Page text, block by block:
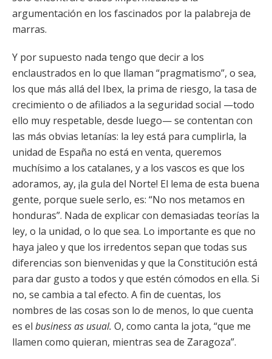
argumentación en los fascinados por la palabreja de
marras.
Y por supuesto nada tengo que decir a los
enclaustrados en lo que llaman “pragmatismo”, o sea,
los que más allá del Ibex, la prima de riesgo, la tasa de
crecimiento o de afiliados a la seguridad social —todo
ello muy respetable, desde luego— se contentan con
las más obvias letanías: la ley está para cumplirla, la
unidad de España no está en venta, queremos
muchísimo a los catalanes, y a los vascos es que los
adoramos, ay, ¡la gula del Norte! El lema de esta buena
gente, porque suele serlo, es: “No nos metamos en
honduras”. Nada de explicar con demasiadas teorías la
ley, o la unidad, o lo que sea. Lo importante es que no
haya jaleo y que los irredentos sepan que todas sus
diferencias son bienvenidas y que la Constitución está
para dar gusto a todos y que estén cómodos en ella. Si
no, se cambia a tal efecto. A fin de cuentas, los
nombres de las cosas son lo de menos, lo que cuenta
es el business as usual. O, como canta la jota, “que me
llamen como quieran, mientras sea de Zaragoza”.